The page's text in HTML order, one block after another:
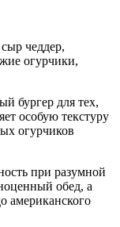
чеддер,
огурчики,
бургер для тех,
особую текстуру
огурчиков
при разумной
обед, а
американского